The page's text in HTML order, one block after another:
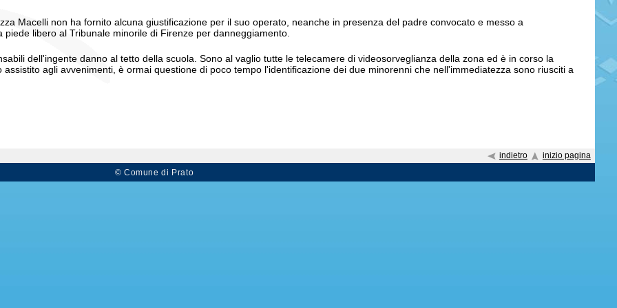
Macelli non ha fornito alcuna giustificazione per il suo operato, neanche in presenza del padre convocato e messo a
libero al Tribunale minorile di Firenze per danneggiamento.
dell'ingente danno al tetto della scuola. Sono al vaglio tutte le telecamere di videosorveglianza della zona ed è in corso la
agli avvenimenti, è ormai questione di poco tempo l'identificazione dei due minorenni che nell'immediatezza sono riusciti a
indietro
inizio pagina
© Comune di Prato